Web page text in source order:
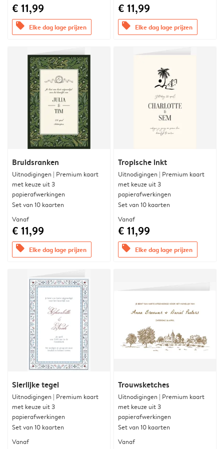
€ 11,99
offers Elke dag lage prijzen
€ 11,99
offers Elke dag lage prijzen
Bruidsranken
Uitnodigingen | Premium kaart
met keuze uit 3
papierafwerkingen
Set van 10 kaarten
Vanaf
€ 11,99
offers Elke dag lage prijzen
Tropische inkt
Uitnodigingen | Premium kaart
met keuze uit 3
papierafwerkingen
Set van 10 kaarten
Vanaf
€ 11,99
offers Elke dag lage prijzen
Sierlijke tegel
Uitnodigingen | Premium kaart
met keuze uit 3
papierafwerkingen
Set van 10 kaarten
Vanaf
Trouwsketches
Uitnodigingen | Premium kaart
met keuze uit 3
papierafwerkingen
Set van 10 kaarten
Vanaf